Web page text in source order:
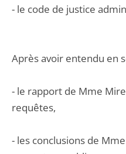
- le code de justice
Après avoir entendu en
- le rapport de Mme
requêtes,
- les conclusions de